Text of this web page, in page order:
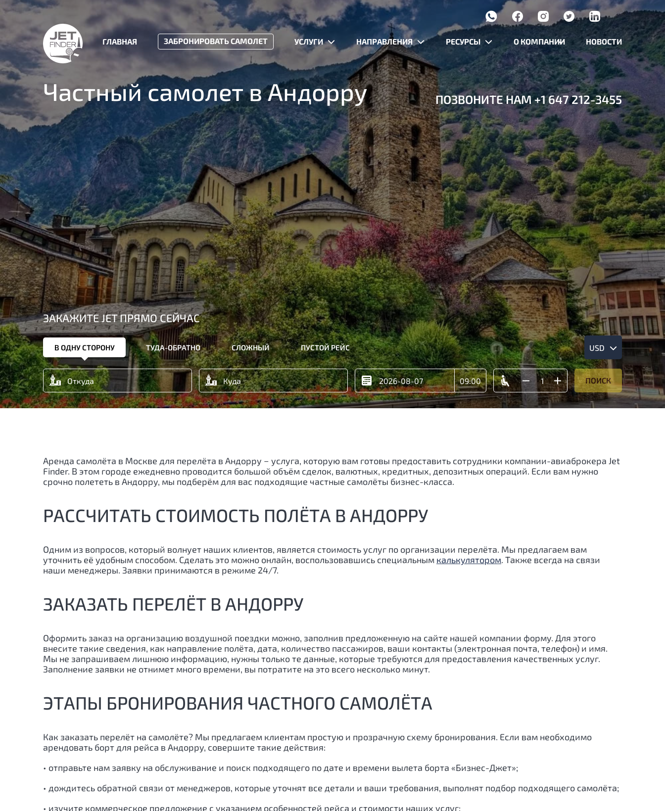
ГЛАВНАЯ ЗАБРОНИРОВАТЬ САМОЛЕТ УСЛУГИ НАПРАВЛЕНИЯ РЕСУРСЫ О КОМПАНИИ НОВОСТИ
Частный самолет в Андорру ПОЗВОНИТЕ НАМ+1 647 212-3455
ЗАКАЖИТЕ JET ПРЯМО СЕЙЧАС
В ОДНУ СТОРОНУ ТУДА-ОБРАТНО СЛОЖНЫЙ ПУСТОЙ РЕЙС USD
ПОИСК
Аренда самолёта в Москве для перелёта в Андорру − услуга, которую вам готовы предоставить сотрудники компании-авиаброкера Jet
Finder. В этом городе ежедневно проводится большой объём сделок, валютных, кредитных, депозитных операций. Если вам нужно
срочно полететь в Андорру, мы подберём для вас подходящие частные самолёты бизнес-класса.
РАССЧИТАТЬ СТОИМОСТЬ ПОЛЁТА В АНДОРРУ
Одним из вопросов, который волнует наших клиентов, является стоимость услуг по организации перелёта. Мы предлагаем вам
уточнить её удобным способом. Сделать это можно онлайн, воспользовавшись специальным калькулятором. Также всегда на связи
наши менеджеры. Заявки принимаются в режиме 24/7.
ЗАКАЗАТЬ ПЕРЕЛЁТ В АНДОРРУ
Оформить заказ на организацию воздушной поездки можно, заполнив предложенную на сайте нашей компании форму. Для этого
внесите такие сведения, как направление полёта, дата, количество пассажиров, ваши контакты (электронная почта, телефон) и имя.
Мы не запрашиваем лишнюю информацию, нужны только те данные, которые требуются для предоставления качественных услуг.
Заполнение заявки не отнимет много времени, вы потратите на это всего несколько минут.
ЭТАПЫ БРОНИРОВАНИЯ ЧАСТНОГО САМОЛЁТА
Как заказать перелёт на самолёте? Мы предлагаем клиентам простую и прозрачную схему бронирования. Если вам необходимо
арендовать борт для рейса в Андорру, совершите такие действия:
• отправьте нам заявку на обслуживание и поиск подходящего по дате и времени вылета борта «Бизнес-Джет»;
• дождитесь обратной связи от менеджеров, которые уточнят все детали и ваши требования, выполнят подбор подходящего самолёта;
• изучите коммерческое предложение с указанием особенностей рейса и стоимости наших услуг;